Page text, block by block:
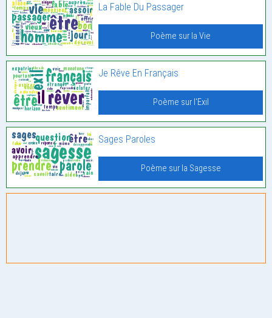
La Fable Du Passager
Poème sur la Vie
Je Rêve En Français
Poème sur l'Exil
Sages Paroles
Poème sur la Sagesse